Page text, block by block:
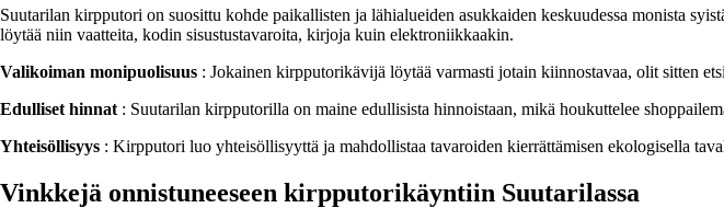
Suutarilan kirpputori on suosittu kohde paikallisten ja lähialueiden asukkaiden keskuudessa monista
löytää niin vaatteita, kodin sisustustavaroita, kirjoja kuin elektroniikkaakin.
Valikoiman monipuolisuus : Jokainen kirpputorikävijä löytää varmasti jotain kiinnostavaa, olit sitten
Edulliset hinnat : Suutarilan kirpputorilla on maine edullisista hinnoistaan, mikä houkuttelee
Yhteisöllisyys : Kirpputori luo yhteisöllisyyttä ja mahdollistaa tavaroiden kierrättämisen ekologisella
Vinkkejä onnistuneeseen kirpputorikäyntiin Suutarilassa